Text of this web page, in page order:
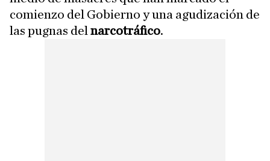
comienzo del Gobierno y una agudización de
las pugnas del narcotráfico.